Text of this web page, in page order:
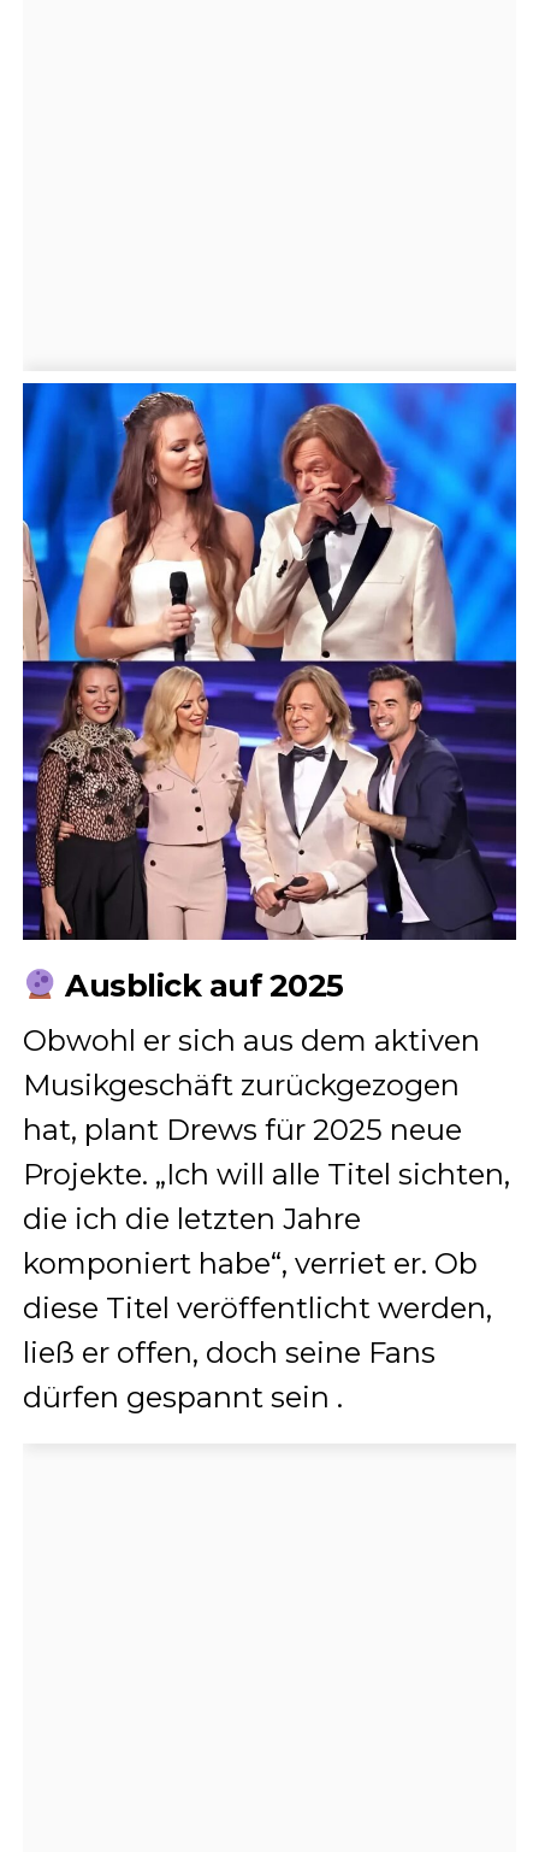
Ausblick auf 2025
Obwohl er sich aus dem aktiven
Musikgeschäft zurückgezogen
hat, plant Drews für 2025 neue
Projekte. „Ich will alle Titel sichten,
die ich die letzten Jahre
komponiert habe“, verriet er. Ob
diese Titel veröffentlicht werden,
ließ er offen, doch seine Fans
dürfen gespannt sein .